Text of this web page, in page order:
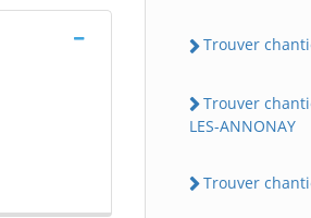
Trouver
Trouver
LES-ANNONAY
Trouver